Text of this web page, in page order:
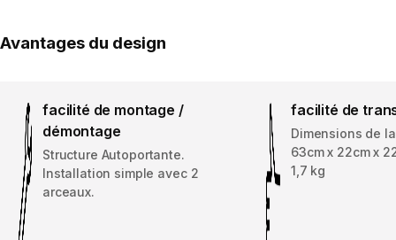
Avantages du design
facilité de montage /
démontage
Structure Autoportante.
Installation simple avec 2
arceaux.
facilité de
Dimensions de
63cm x 22cm x
1,7 kg